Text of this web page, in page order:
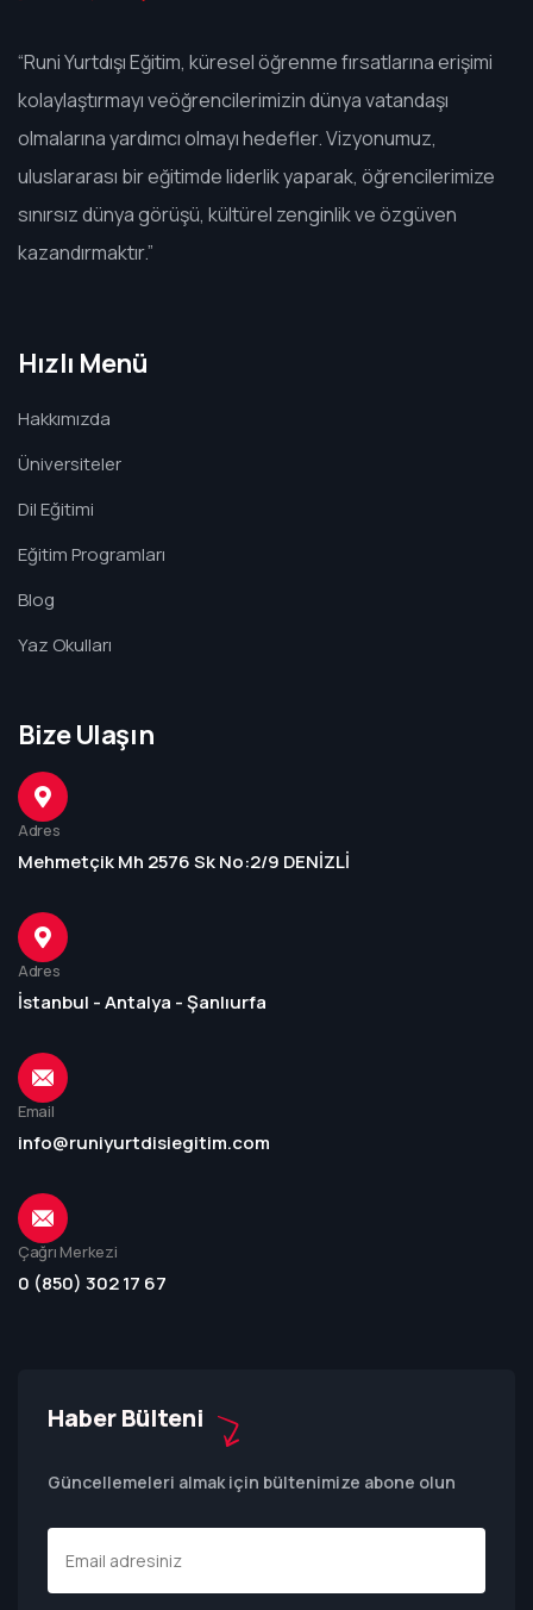
“Runi Yurtdışı Eğitim, küresel öğrenme fırsatlarına erişimi
kolaylaştırmayı veöğrencilerimizin dünya vatandaşı
olmalarına yardımcı olmayı hedefler. Vizyonumuz,
uluslararası bir eğitimde liderlik yaparak, öğrencilerimize
sınırsız dünya görüşü, kültürel zenginlik ve özgüven
kazandırmaktır.”
Hızlı Menü
Hakkımızda
Üniversiteler
Dil Eğitimi
Eğitim Programları
Blog
Yaz Okulları
Bize Ulaşın
Adres
Mehmetçik Mh 2576 Sk No:2/9 DENİZLİ
Adres
İstanbul - Antalya - Şanlıurfa
Email
info@runiyurtdisiegitim.com
Çağrı Merkezi
0 (850) 302 17 67
Haber Bülteni
Güncellemeleri almak için bültenimize abone olun